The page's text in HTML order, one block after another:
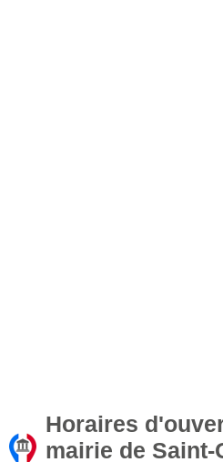
Horaires
mairie de Saint-